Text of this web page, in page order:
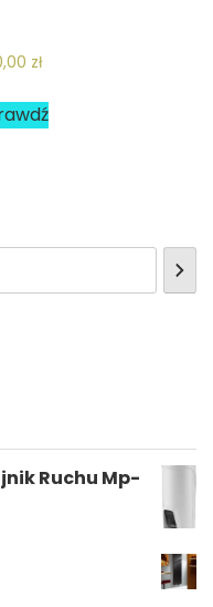
zł
Ruchu Mp-